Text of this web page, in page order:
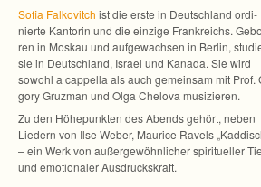
Sofia Fal­ko­vitch ist die erste in Deutsch­land ordi­
nierte Kan­to­rin und die ein­zige Frank­reichs.
ren in Mos­kau und auf­ge­wach­sen in Ber­lin,
sie in Deutsch­land, Israel und Kanada. Sie wird
sowohl a cap­pella als auch gemein­sam mit Prof.
gory Gruz­man und Olga Che­lova musizieren.
Zu den Höhe­punk­ten des Abends gehört, neben
Lie­dern von Ilse Weber, Mau­rice Ravels
– ein Werk von außer­ge­wöhn­li­cher spi­ri­tu­el­ler
und emo­tio­na­ler Ausdruckskraft.